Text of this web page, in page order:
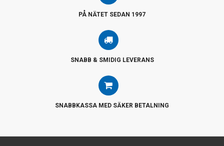
PÅ NÄTET SEDAN 1997
SNABB & SMIDIG LEVERANS
SNABBKASSA MED SÄKER BETALNING